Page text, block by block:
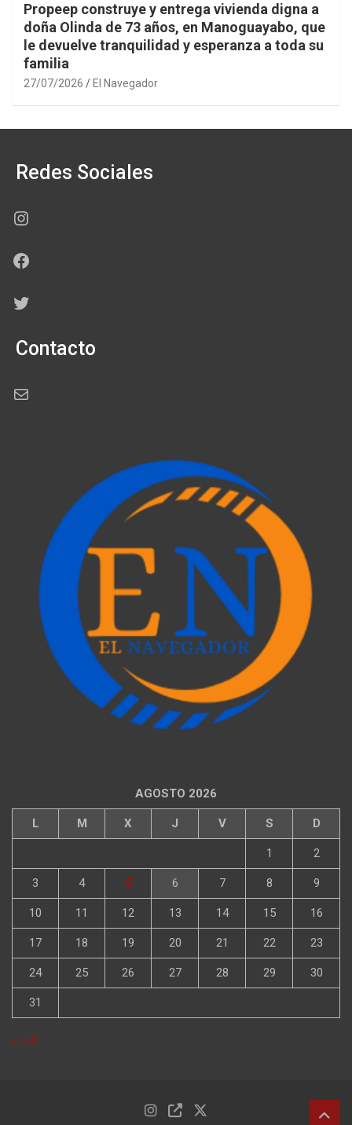
Propeep construye y entrega vivienda digna a
doña Olinda de 73 años, en Manoguayabo, que
le devuelve tranquilidad y esperanza a toda su
familia
27/07/2026 El Navegador
Redes Sociales
Instagram
Facebook
Twitter
Contacto
Correo electrónico
AGOSTO 2026
L M X J V S D
1 2
3 4 5 6 7 8 9
10 11 12 13 14 15 16
17 18 19 20 21 22 23
24 25 26 27 28 29 30
31
« Jul